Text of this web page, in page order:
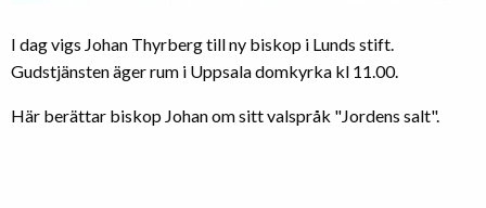
I dag vigs Johan Thyrberg till ny biskop i Lunds stift.
Gudstjänsten äger rum i Uppsala domkyrka kl 11.00.
Här berättar biskop Johan om sitt valspråk "Jordens salt".